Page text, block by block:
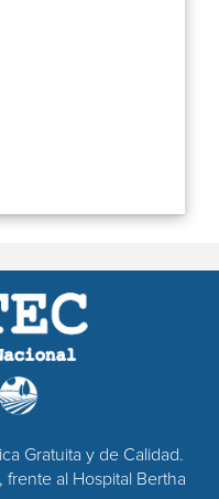
Gratuita y de Calidad.
al Hospital Bertha